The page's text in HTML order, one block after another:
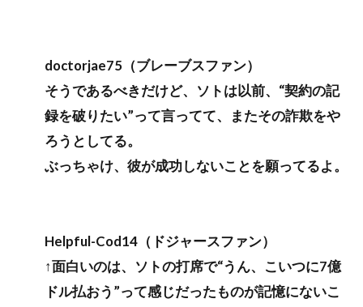
doctorjae75（ブレーブスファン）
そうであるべきだけど、ソトは以前、“契約の記
録を破りたい”って言ってて、またその詐欺をや
ろうとしてる。
ぶっちゃけ、彼が成功しないことを願ってるよ。
Helpful-Cod14（ドジャースファン）
↑面白いのは、ソトの打席で“うん、こいつに7億
ドル払おう”って感じだったものが記憶にないこ